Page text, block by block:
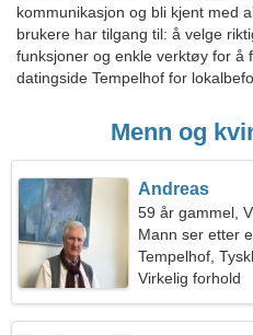
kommunikasjon og bli kjent med
brukere har tilgang til: å velge
funksjoner og enkle verktøy for å
datingside Tempelhof for
Menn og
Andreas
59 år gammel,
Mann ser etter
Tempelhof,
Virkelig forhold